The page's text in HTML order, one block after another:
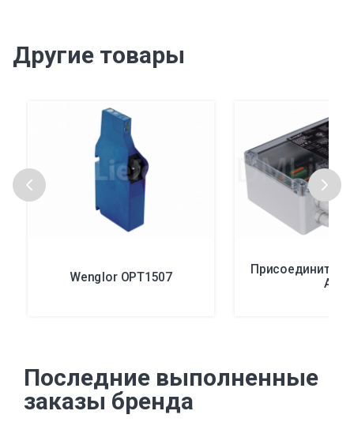
Другие товары
Wenglor OPT1507 А
Последние выполненные
заказы бренда